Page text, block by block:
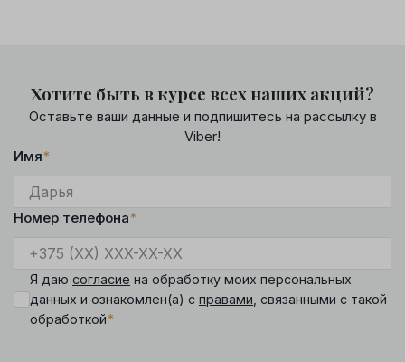
Хотите быть в курсе всех наших акций?
Оставьте ваши данные и подпишитесь на рассылку в
Viber!
Имя*
Номер телефона*
Я даю согласие на обработку моих персональных
данных и ознакомлен(а) с правами , связанными с такой
обработкой*